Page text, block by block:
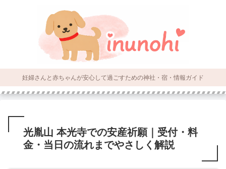
妊婦さんと赤ちゃんが安心して過ごすための神社・宿・情報ガイド
光胤山 本光寺での安産祈願｜受付・料
金・当日の流れまでやさしく解説